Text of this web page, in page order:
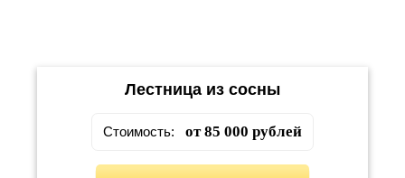
Лестница из сосны
Стоимость: от 85 000 рублей